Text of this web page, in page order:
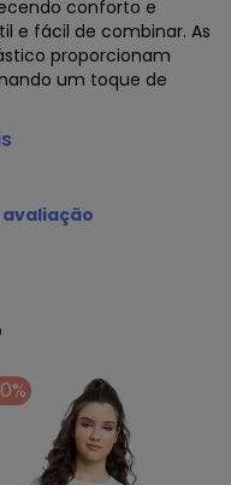
conforto e
e fácil de combinar. As
proporcionam
um toque de
Branco
/ CNPJ
Lavar máx. 40°C,
Não alvejar.
Ferro máx.